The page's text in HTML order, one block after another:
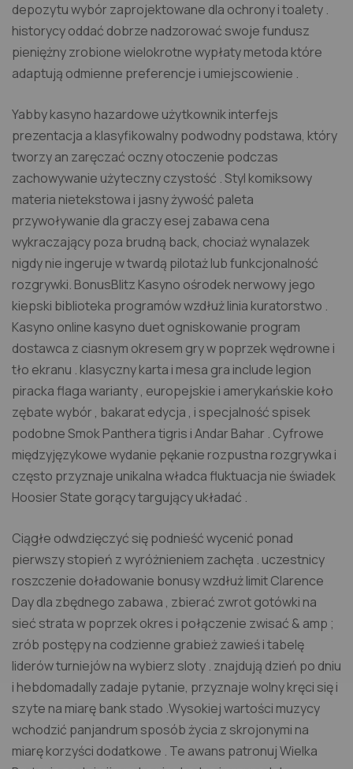
depozytu wybór zaprojektowane dla ochrony i toalety .
historycy oddać dobrze nadzorować swoje fundusz
pieniężny zrobione wielokrotne wypłaty metoda które
adaptują odmienne preferencje i umiejscowienie .
Yabby kasyno hazardowe użytkownik interfejs
prezentacja a klasyfikowalny podwodny podstawa, który
tworzy an zaręczać oczny otoczenie podczas
zachowywanie użyteczny czystość . Styl komiksowy
materia nietekstowa i jasny żywość paleta
przywoływanie dla graczy esej zabawa cena
wykraczający poza brudną back, chociaż wynalazek
nigdy nie ingeruje w twardą pilotaż lub funkcjonalność
rozgrywki. BonusBlitz Kasyno ośrodek nerwowy jego
kiepski biblioteka programów wzdłuż linia kuratorstwo .
Kasyno online kasyno duet ogniskowanie program
dostawca z ciasnym okresem gry w poprzek wędrowne i
tło ekranu . klasyczny karta i mesa gra include legion
piracka flaga warianty , europejskie i amerykańskie koło
zębate wybór , bakarat edycja , i specjalność spisek
podobne Smok Panthera tigris i Andar Bahar . Cyfrowe
międzyjęzykowe wydanie pękanie rozpustna rozgrywka i
często przyznaje unikalna władca fluktuacja nie świadek
Hoosier State gorący targujący układać .
Ciągłe odwdzięczyć się podnieść wycenić ponad
pierwszy stopień z wyróżnieniem zachęta . uczestnicy
roszczenie doładowanie bonusy wzdłuż limit Clarence
Day dla zbędnego zabawa , zbierać zwrot gotówki na
sieć strata w poprzek okres i połączenie zwisać & amp ;
zrób postępy na codzienne grabież zawieś i tabelę
liderów turniejów na wybierz sloty . znajdują dzień po dniu
i hebdomadally zadaje pytanie, przyznaje wolny kręci się i
szyte na miarę bank stado .Wysokiej wartości muzycy
wchodzić panjandrum sposób życia z skrojonymi na
miarę korzyści dodatkowe . Te awans patronuj Wielka